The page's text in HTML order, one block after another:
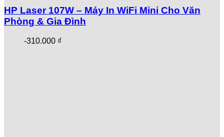
HP Laser 107W – Máy In WiFi Mini Cho Văn
Phòng & Gia Đình
-310.000 ₫